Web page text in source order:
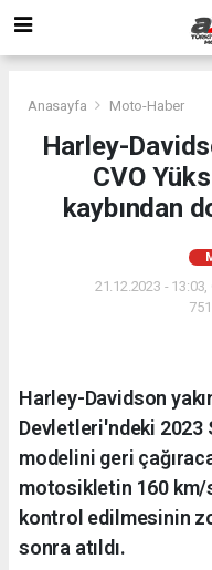
Anasayfa Moto-Haber
Harley-
CVO
kaybından
21.12.2023 -
Harley-Davidson
Devletleri'ndeki 2023
modelini geri
motosikletin 160 km/
kontrol edilmesinin
sonra atıldı.